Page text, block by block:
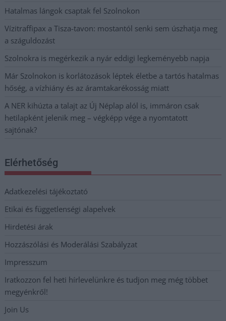
Hatalmas lángok csaptak fel Szolnokon
Vízitraffipax a Tisza-tavon: mostantól senki sem úszhatja meg
a száguldozást
Szolnokra is megérkezik a nyár eddigi legkeményebb napja
Már Szolnokon is korlátozások léptek életbe a tartós hatalmas
hőség, a vízhiány és az áramtakarékosság miatt
A NER kihúzta a talajt az Új Néplap alól is, immáron csak
hetilapként jelenik meg – végképp vége a nyomtatott
sajtónak?
Elérhetőség
Adatkezelési tájékoztató
Etikai és függetlenségi alapelvek
Hirdetési árak
Hozzászólási és Moderálási Szabályzat
Impresszum
Iratkozzon fel heti hírlevelünkre és tudjon meg még többet
megyénkről!
Join Us